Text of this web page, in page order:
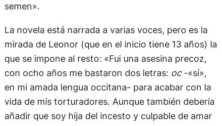
semen».
La novela está narrada a varias voces, pero es la
mirada de Leonor (que en el inicio tiene 13 años) la
que se impone al resto: «Fui una asesina precoz,
con ocho años me bastaron dos letras: oc-«sí»,
en mi amada lengua occitana- para acabar con la
vida de mis torturadores. Aunque también debería
añadir que soy hija del incesto y culpable de amar